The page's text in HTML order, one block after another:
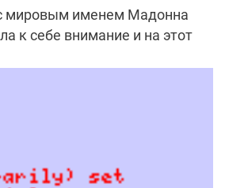
мировым именем Мадонна
к себе внимание и на этот
«Оскара». С каждым
артистка вызывает
и начинается